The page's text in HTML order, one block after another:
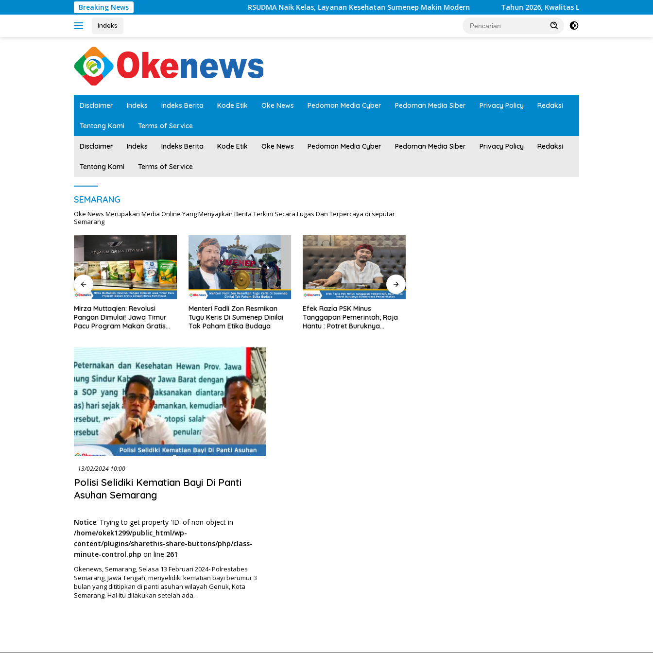
ke
Breaking News RSUDMA Naik Kelas, Layanan Kesehatan Sumenep Makin Modern Tahun 2026, Kwalitas Layanan Kesehatan
Indeks
Disclaimer Indeks Indeks Berita Kode Etik Oke News Pedoman Media Cyber Pedoman Media Siber Privacy Policy Redaksi
Tentang Kami Terms of Service
Disclaimer Indeks Indeks Berita Kode Etik Oke News Pedoman Media Cyber Pedoman Media Siber Privacy Policy Redaksi
Tentang Kami Terms of Service
SEMARANG
Oke News Merupakan Media Online Yang Menyajikan Berita Terkini Secara Lugas Dan Terpercaya di seputar
Semarang
Mirza Muttaqien: Revolusi
Pangan Dimulai! Jawa Timur
Pacu Program Makan Gratis
Menteri Fadli Zon Resmikan
Tugu Keris Di Sumenep Dinilai
Tak Paham Etika Budaya
Efek Razia PSK Minus
Tanggapan Pemerintah, Raja
Hantu : Potret Buruknya
13/02/2024 10:00
Polisi Selidiki Kematian Bayi Di Panti
Asuhan Semarang
Notice: Trying to get property 'ID' of non-object in
/home/okek1299/public_html/wp-
content/plugins/sharethis-share-buttons/php/class-
minute-control.php on line 261
Okenews, Semarang, Selasa 13 Februari 2024- Polrestabes
Semarang, Jawa Tengah, menyelidiki kematian bayi berumur 3
bulan yang dititipkan di panti asuhan wilayah Genuk, Kota
Semarang. Hal itu dilakukan setelah ada…